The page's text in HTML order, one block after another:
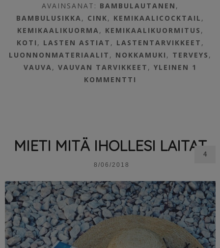
AVAINSANAT: BAMBULAUTANEN ,
BAMBULUSIKKA , CINK, KEMIKAALICOCKTAIL ,
KEMIKAALIKUORMA , KEMIKAALIKUORMITUS ,
KOTI , LASTEN ASTIAT , LASTENTARVIKKEET ,
LUONNONMATERIAALIT , NOKKAMUKI , TERVEYS ,
VAUVA ,VAUVAN TARVIKKEET ,YLEINEN 1
KOMMENTTI
MIETI MITÄ IHOLLESI LAITAT
8/06/2018
4